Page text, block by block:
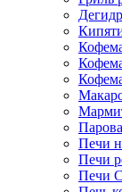
Печи
Печи
Печи